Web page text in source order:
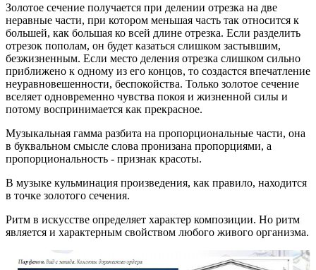
Золотое сечение получается при делении отрезка на две
неравные части, при котором меньшая часть так относится к
большей, как большая ко всей длине отрезка. Если разделить
отрезок пополам, он будет казаться слишком застывшим,
безжизненным. Если место деления отрезка слишком сильно
приближено к одному из его концов, то создастся впечатление
неуравновешенности, беспокойства. Только золотое сечение
вселяет одновременно чувства покоя и жизненной силы и
потому воспринимается как прекрасное.
Музыкальная гамма разбита на пропорциональные части, она
в буквальном смысле слова пронизана пропорциями, а
пропорциональность - признак красоты.
В музыке кульминация произведения, как правило, находится
в точке золотого сечения.
Ритм в искусстве определяет характер композиции. Но ритм
является и характерным свойством любого живого организма.